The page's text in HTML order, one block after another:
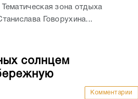
зона отдыха
Говорухина...
солнцем
Комментарии